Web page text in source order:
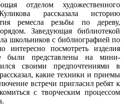
отделом художественного
рассказала историю
ремесла резьбы по дереву,
Заведующая библиотекой
школьников с библиографией по
посмотреть изделия
были представлены на мини-
своими предпочтениями в
какие техники и приемы
встречи пригласил ребят к
с творческим процессом